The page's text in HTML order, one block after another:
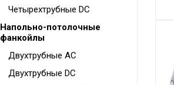
Компрессорно-
конденсаторные блоки
Четырехтрубные DC
Напольно-потолочные
фанкойлы
Двухтрубные AC
Двухтрубные DC